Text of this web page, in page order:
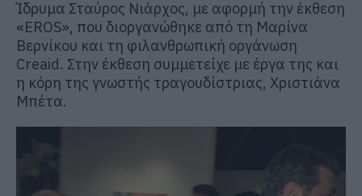
Ίδρυμα Σταύρος Νιάρχος, με αφορμή την έκθεση
«EROS», που διοργανώθηκε από τη Μαρίνα
Βερνίκου και τη φιλανθρωπική οργάνωση
Creaid. Στην έκθεση συμμετείχε με έργα της και
η κόρη της γνωστής τραγουδίστριας, Χριστιάνα
Μπέτα.